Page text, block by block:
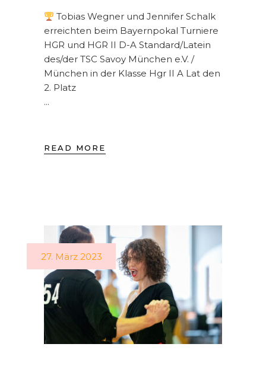
Tobias Wegner und Jennifer Schalk
erreichten beim Bayernpokal Turniere
HGR und HGR II D-A Standard/Latein
des/der TSC Savoy München e.V. /
München in der Klasse Hgr II A Lat den
2. Platz
READ MORE
27. März 2023